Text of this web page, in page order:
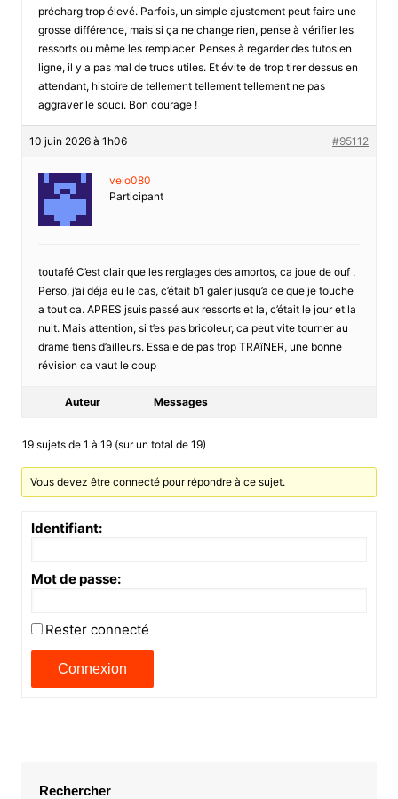
précharg trop élevé. Parfois, un simple ajustement peut faire une
grosse différence, mais si ça ne change rien, pense à vérifier les
ressorts ou même les remplacer. Penses à regarder des tutos en
ligne, il y a pas mal de trucs utiles. Et évite de trop tirer dessus en
attendant, histoire de tellement tellement tellement ne pas
aggraver le souci. Bon courage !
10 juin 2026 à 1h06 #95112
velo080
Participant
toutafé C’est clair que les rerglages des amortos, ca joue de ouf .
Perso, j’ai déja eu le cas, c’était b1 galer jusqu’a ce que je touche
a tout ca. APRES jsuis passé aux ressorts et la, c’était le jour et la
nuit. Mais attention, si t’es pas bricoleur, ca peut vite tourner au
drame tiens d’ailleurs. Essaie de pas trop TRAîNER, une bonne
révision ca vaut le coup
Auteur Messages
19 sujets de 1 à 19 (sur un total de 19)
Vous devez être connecté pour répondre à ce sujet.
Identifiant:
Mot de passe:
Rester connecté
Connexion
Rechercher